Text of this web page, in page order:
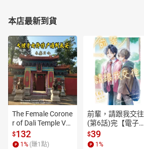
本店最新到貨
The Female Corone
r of Dali Temple Vo
l.6【有聲書】
$132
1 % (賺1 點)
前輩，請跟我交往
(第6話)完【電子
書】
$39
1 %